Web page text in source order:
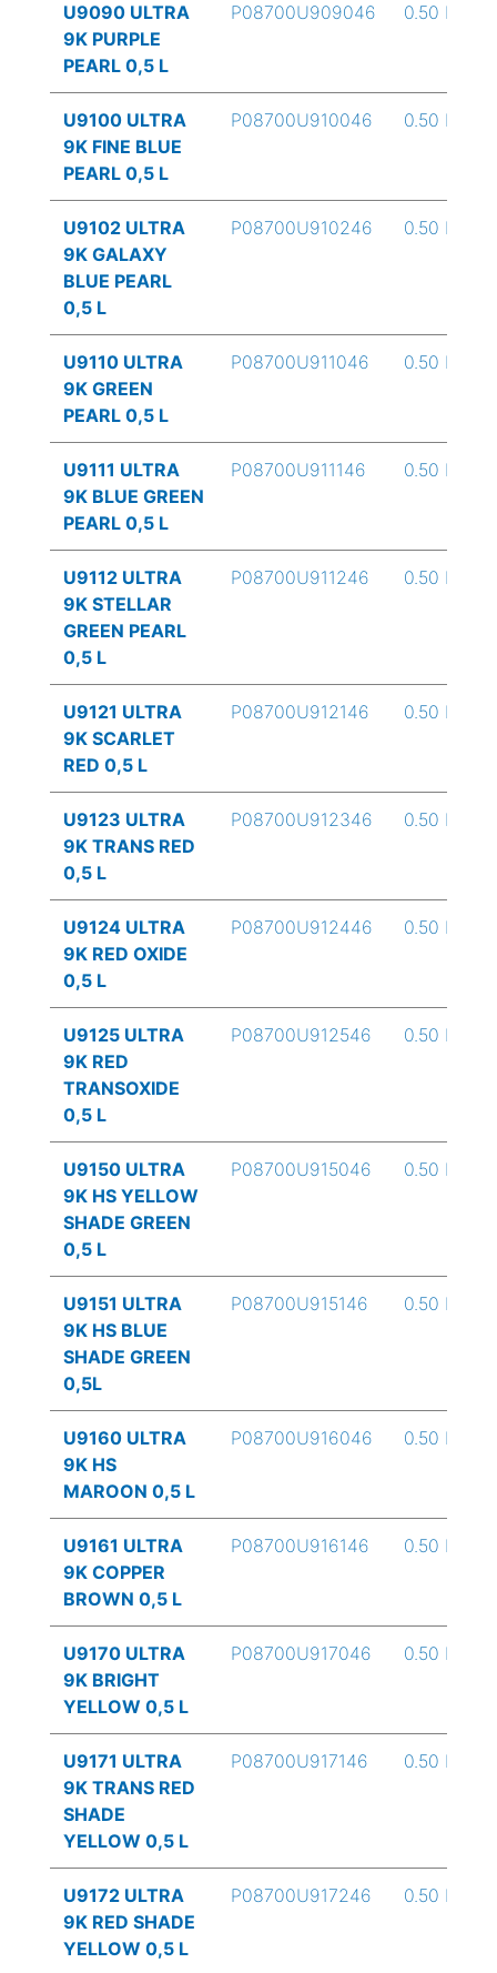
U9090 ULTRA
9K PURPLE
PEARL 0,5 L
P08700U909046 0.50 L
U9100 ULTRA
9K FINE BLUE
PEARL 0,5 L
P08700U910046 0.50 L
U9102 ULTRA
9K GALAXY
BLUE PEARL
0,5 L
P08700U910246 0.50 L
U9110 ULTRA
9K GREEN
PEARL 0,5 L
P08700U911046 0.50 L
U9111 ULTRA
9K BLUE GREEN
PEARL 0,5 L
P08700U911146 0.50 L
U9112 ULTRA
9K STELLAR
GREEN PEARL
0,5 L
P08700U911246 0.50 L
U9121 ULTRA
9K SCARLET
RED 0,5 L
P08700U912146 0.50 L
U9123 ULTRA
9K TRANS RED
0,5 L
P08700U912346 0.50 L
U9124 ULTRA
9K RED OXIDE
0,5 L
P08700U912446 0.50 L
U9125 ULTRA
9K RED
TRANSOXIDE
0,5 L
P08700U912546 0.50 L
U9150 ULTRA
9K HS YELLOW
SHADE GREEN
0,5 L
P08700U915046 0.50 L
U9151 ULTRA
9K HS BLUE
SHADE GREEN
0,5L
P08700U915146 0.50 L
U9160 ULTRA
9K HS
MAROON 0,5 L
P08700U916046 0.50 L
U9161 ULTRA
9K COPPER
BROWN 0,5 L
P08700U916146 0.50 L
U9170 ULTRA
9K BRIGHT
YELLOW 0,5 L
P08700U917046 0.50 L
U9171 ULTRA
9K TRANS RED
SHADE
YELLOW 0,5 L
P08700U917146 0.50 L
U9172 ULTRA
9K RED SHADE
YELLOW 0,5 L
P08700U917246 0.50 L